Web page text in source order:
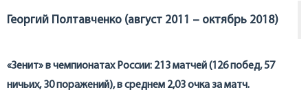
Георгий Полтавченко (август 2011 – октябрь 2018)
«Зенит» в чемпионатах России: 213 матчей (126 побед, 57
ничьих, 30 поражений), в среднем 2,03 очка за матч.